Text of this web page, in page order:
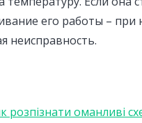
его работы –
неисправность.
розпізнати оманливі